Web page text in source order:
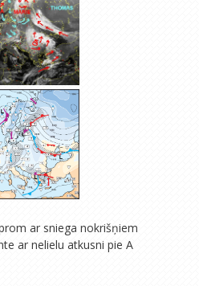
ar sniega nokrišņiem
ar nelielu atkusni pie A